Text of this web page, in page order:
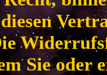
Sie oder